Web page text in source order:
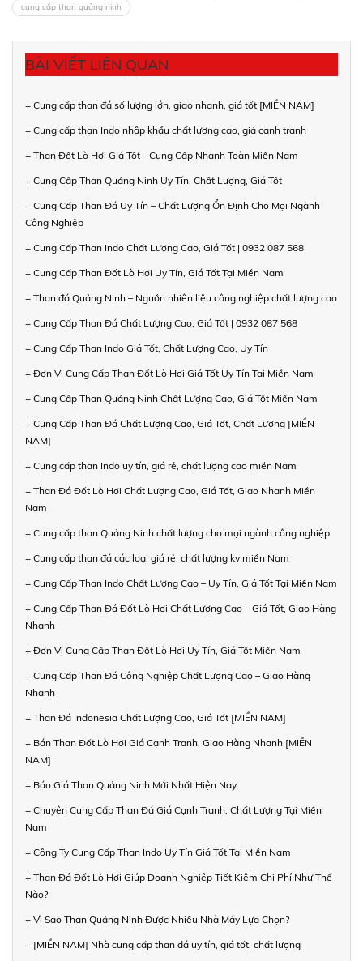
cung cấp than quảng ninh
BÀI VIẾT LIÊN QUAN
+ Cung cấp than đá số lượng lớn, giao nhanh, giá tốt [MIỀN NAM]
+ Cung cấp than Indo nhập khẩu chất lượng cao, giá cạnh tranh
+ Than Đốt Lò Hơi Giá Tốt - Cung Cấp Nhanh Toàn Miền Nam
+ Cung Cấp Than Quảng Ninh Uy Tín, Chất Lượng, Giá Tốt
+ Cung Cấp Than Đá Uy Tín – Chất Lượng Ổn Định Cho Mọi Ngành
Công Nghiệp
+ Cung Cấp Than Indo Chất Lượng Cao, Giá Tốt | 0932 087 568
+ Cung Cấp Than Đốt Lò Hơi Uy Tín, Giá Tốt Tại Miền Nam
+ Than đá Quảng Ninh – Nguồn nhiên liệu công nghiệp chất lượng cao
+ Cung Cấp Than Đá Chất Lượng Cao, Giá Tốt | 0932 087 568
+ Cung Cấp Than Indo Giá Tốt, Chất Lượng Cao, Uy Tín
+ Đơn Vị Cung Cấp Than Đốt Lò Hơi Giá Tốt Uy Tín Tại Miền Nam
+ Cung Cấp Than Quảng Ninh Chất Lượng Cao, Giá Tốt Miền Nam
+ Cung Cấp Than Đá Chất Lượng Cao, Giá Tốt, Chất Lượng [MIỀN
NAM]
+ Cung cấp than Indo uy tín, giá rẻ, chất lượng cao miền Nam
+ Than Đá Đốt Lò Hơi Chất Lượng Cao, Giá Tốt, Giao Nhanh Miền
Nam
+ Cung cấp than Quảng Ninh chất lượng cho mọi ngành công nghiệp
+ Cung cấp than đá các loại giá rẻ, chất lượng kv miền Nam
+ Cung Cấp Than Indo Chất Lượng Cao – Uy Tín, Giá Tốt Tại Miền Nam
+ Cung Cấp Than Đá Đốt Lò Hơi Chất Lượng Cao – Giá Tốt, Giao Hàng
Nhanh
+ Đơn Vị Cung Cấp Than Đốt Lò Hơi Uy Tín, Giá Tốt Miền Nam
+ Cung Cấp Than Đá Công Nghiệp Chất Lượng Cao – Giao Hàng
Nhanh
+ Than Đá Indonesia Chất Lượng Cao, Giá Tốt [MIỀN NAM]
+ Bán Than Đốt Lò Hơi Giá Cạnh Tranh, Giao Hàng Nhanh [MIỀN
NAM]
+ Báo Giá Than Quảng Ninh Mới Nhất Hiện Nay
+ Chuyên Cung Cấp Than Đá Giá Cạnh Tranh, Chất Lượng Tại Miền
Nam
+ Công Ty Cung Cấp Than Indo Uy Tín Giá Tốt Tại Miền Nam
+ Than Đá Đốt Lò Hơi Giúp Doanh Nghiệp Tiết Kiệm Chi Phí Như Thế
Nào?
+ Vì Sao Than Quảng Ninh Được Nhiều Nhà Máy Lựa Chọn?
+ [MIỀN NAM] Nhà cung cấp than đá uy tín, giá tốt, chất lượng